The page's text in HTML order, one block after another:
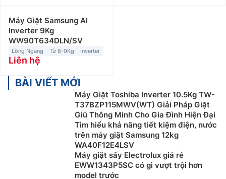
Máy Giặt Samsung AI
Inverter 9Kg
WW90T634DLN/SV
Lồng Ngang Từ 8-9Kg Inverter
Liên hệ
BÀI VIẾT MỚI
Máy Giặt Toshiba Inverter 10.5Kg TW-
T37BZP115MWV(WT) Giải Pháp Giặt
Giũ Thông Minh Cho Gia Đình Hiện Đại
Tìm hiểu khả năng tiết kiệm điện, nước
trên máy giặt Samsung 12kg
WA40F12E4LSV
Máy giặt sấy Electrolux giá rẻ
EWW1343P5SC có gì vượt trội hơn
model trước